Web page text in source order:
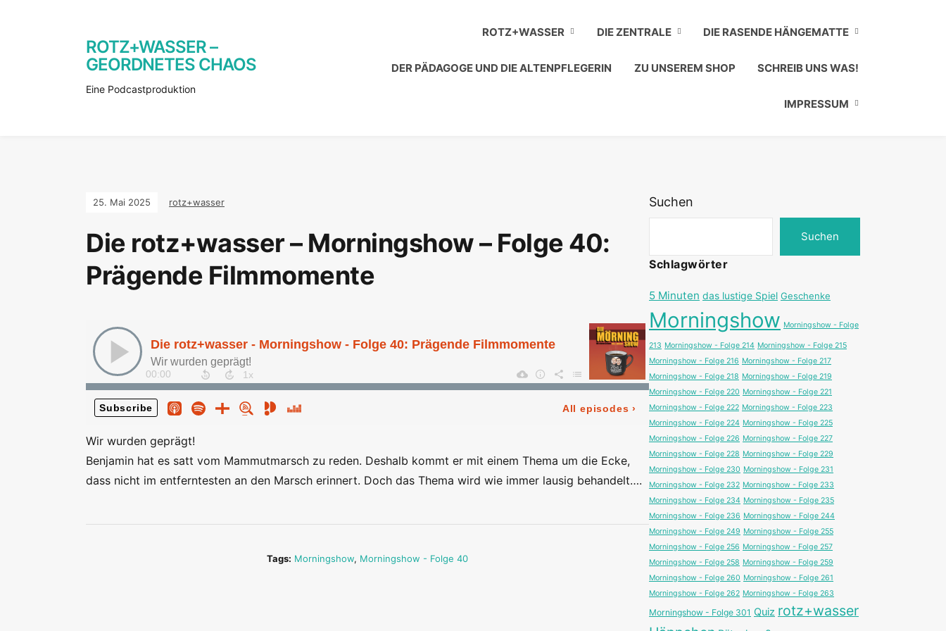
ROTZ+WASSER –
GEORDNETES CHAOS
Eine Podcastproduktion
ROTZ+WASSER DIE ZENTRALE DIE RASENDE HÄNGEMATTE
DER PÄDAGOGE UND DIE ALTENPFLEGERIN ZU UNSEREM SHOP SCHREIB UNS WAS!
IMPRESSUM
25. Mai 2025 rotz+wasser
Die rotz+wasser – Morningshow – Folge 40:
Prägende Filmmomente
Wir wurden geprägt!
Benjamin hat es satt vom Mammutmarsch zu reden. Deshalb kommt er mit einem Thema um die Ecke,
dass nicht im entferntesten an den Marsch erinnert. Doch das Thema wird wie immer lausig behandelt….
Tags: Morningshow, Morningshow - Folge 40
Suchen
Suchen
Schlagwörter
5 Minuten das lustige Spiel Geschenke
Morningshow Morningshow - Folge
213 Morningshow - Folge 214 Morningshow - Folge 215
Morningshow - Folge 216 Morningshow - Folge 217
Morningshow - Folge 218 Morningshow - Folge 219
Morningshow - Folge 220 Morningshow - Folge 221
Morningshow - Folge 222 Morningshow - Folge 223
Morningshow - Folge 224 Morningshow - Folge 225
Morningshow - Folge 226 Morningshow - Folge 227
Morningshow - Folge 228 Morningshow - Folge 229
Morningshow - Folge 230 Morningshow - Folge 231
Morningshow - Folge 232 Morningshow - Folge 233
Morningshow - Folge 234 Morningshow - Folge 235
Morningshow - Folge 236 Morningshow - Folge 244
Morningshow - Folge 249 Morningshow - Folge 255
Morningshow - Folge 256 Morningshow - Folge 257
Morningshow - Folge 258 Morningshow - Folge 259
Morningshow - Folge 260 Morningshow - Folge 261
Morningshow - Folge 262 Morningshow - Folge 263
Morningshow - Folge 301 Quiz rotz+wasser